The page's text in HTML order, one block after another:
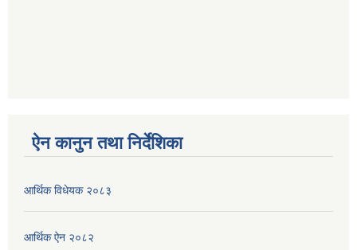
ऐन कानुन तथा निर्देशिका
आर्थिक विधेयक २०८३
आर्थिक ऐन २०८२